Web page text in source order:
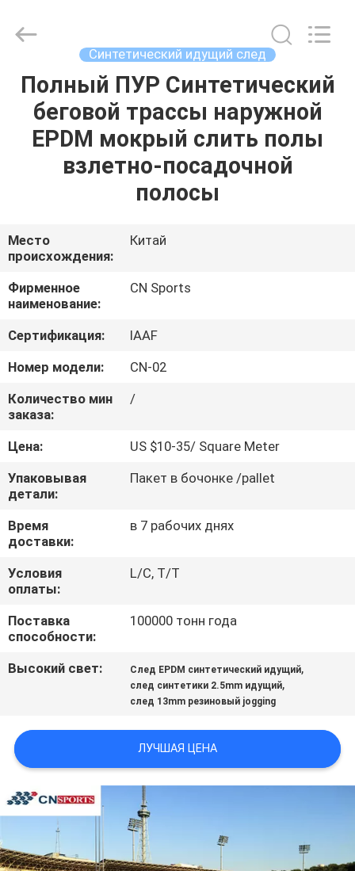
ДОМ
ПРОДУКТЫ
ПУТЕШЕСТВИЕ
ФАБРИКИ
ПРОВЕРКА
КАЧЕСТВА
СВЯЖИТЕСЬ
МЫ
СПРОСИТЕ
ЦИТАТУ
КАРТА
САЙТА
POLICY
Materials
Reserved.
Синтетический идущий след
Полный ПУР Синтетический
беговой трассы наружной
EPDM мокрый слить полы
взлетно-посадочной
полосы
Место
происхождения:
Китай
Фирменное
наименование:
CN Sports
Сертификация:
IAAF
Номер модели:
CN-02
Количество мин
заказа:
/
Цена:
US $10-35/ Square Meter
Упаковывая
детали:
Пакет в бочонке /pallet
Время
доставки:
в 7 рабочих днях
Условия
оплаты:
L/C, T/T
Поставка
способности:
100000 тонн года
Высокий свет: След EPDM синтетический идущий,
след синтетики 2.5mm идущий,
след 13mm резиновый jogging
ЛУЧШАЯ ЦЕНА